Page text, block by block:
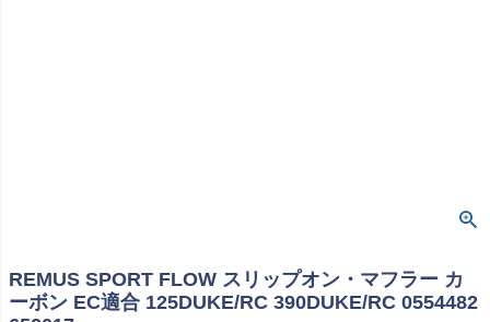
REMUS SPORT FLOW スリップオン・マフラー カ
ーボン EC適合 125DUKE/RC 390DUKE/RC 0554482